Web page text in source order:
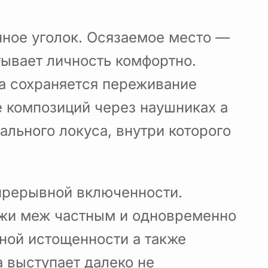
уголок. Осязаемое место —
личность комфортно.
сохраняется переживание
через наушниках а
локуса, внутри которого
включенности.
меж частным и одновременно
истощенности а также
выступает далеко не